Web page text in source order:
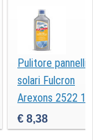
Pulitore pannelli
solari Fulcron
Arexons 2522 1L
€ 8,38